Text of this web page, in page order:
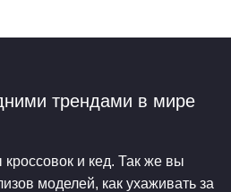
трендами в мире
и кед. Так же вы
моделей, как ухаживать за